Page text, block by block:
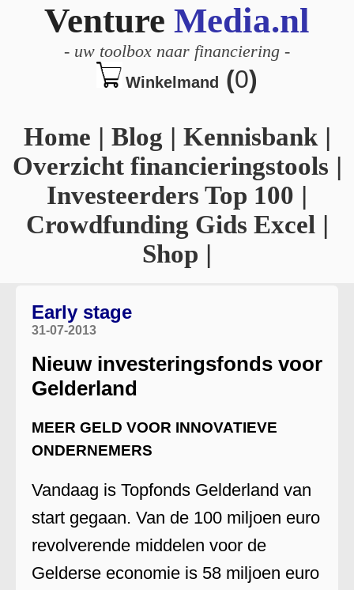
Venture Media.nl
- uw toolbox naar financiering -
Winkelmand (0)
Home | Blog | Kennisbank|
Overzicht financieringstools |
Investeerders Top 100 |
Crowdfunding Gids Excel |
Shop |
Early stage
31-07-2013
Nieuw investeringsfonds voor
Gelderland
MEER GELD VOOR INNOVATIEVE
ONDERNEMERS
Vandaag is Topfonds Gelderland van
start gegaan. Van de 100 miljoen euro
revolverende middelen voor de
Gelderse economie is 58 miljoen euro